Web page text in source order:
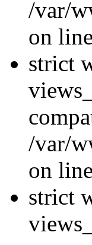
/var/
on
strict
/var/
on
strict